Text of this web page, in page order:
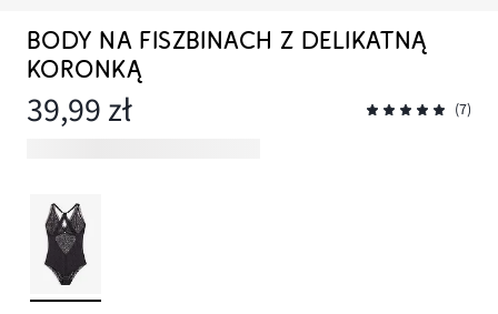
BODY NA FISZBINACH Z DELIKATNĄ
KORONKĄ
39,99 zł (7)